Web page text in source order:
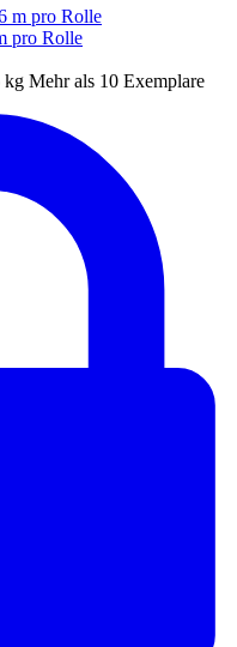
pro Rolle
kg Mehr als 10 Exemplare